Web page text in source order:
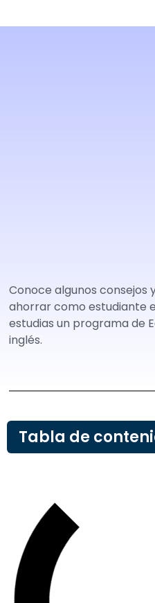
Conoce algunos
ahorrar como estudiante
estudias un programa de
inglés.
Tabla de